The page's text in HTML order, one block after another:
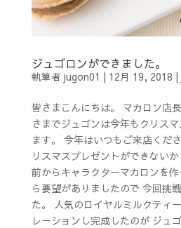
ジュゴロンができました。
執筆者 jugon01 | 12月 19, 2018 |
皆さまこんにちは。 マカロン店
さまでジュゴンは今年もクリス
ます。 今年はいつもご来店くだ
リスマスプレゼントができない
前からキャラクターマカロンを
ら要望がありましたので 今回挑
た。 人気のロイヤルミルクティ
レーションし完成したのが ジュ